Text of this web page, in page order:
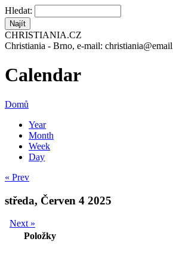
Hledat:
CHRISTIANIA.CZ
Christiania - Brno, e-mail:
Calendar
Domů
Year
Month
Week
Day
« Prev
středa, Červen 4 2025
Next »
Položky